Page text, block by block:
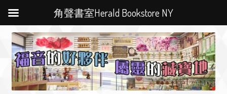
角聲書室Herald Bookstore NY